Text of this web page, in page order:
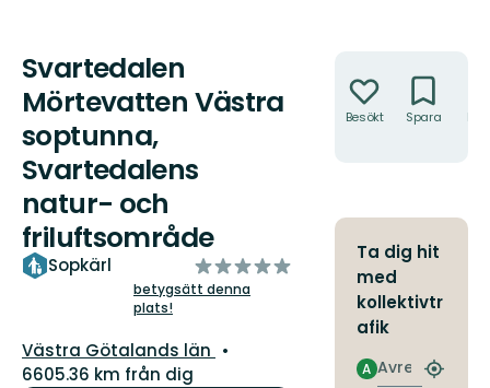
Svartedalen
Mörtevatten Västra
soptunna,
Svartedalens
natur- och
friluftsområde
Sopkärl
av
5
betygsätt denna
plats!
Län:
Västra Götalands län
6605.36 km från dig
Besökt Spara
Ta dig hit
med
kollektivtr
afik
Avresa
A
Hitta